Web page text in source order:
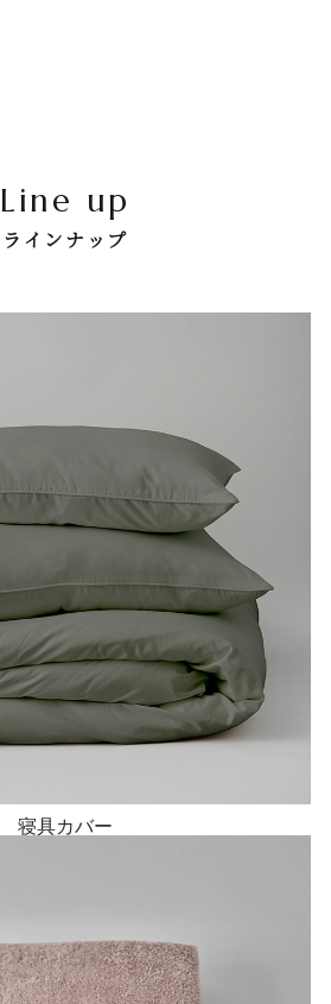
Line up
ラインナップ
寝具カバー